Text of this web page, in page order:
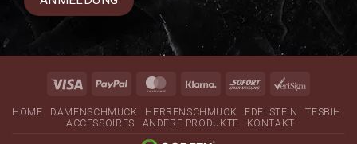
Visa PayPal MasterCardKlarna Sofort VeriSign
HOME DAMENSCHMUCK HERRENSCHMUCK EDELSTEIN
TESBIH
ACCESSOIRES
ANDERE PRODUKTE KONTAKT